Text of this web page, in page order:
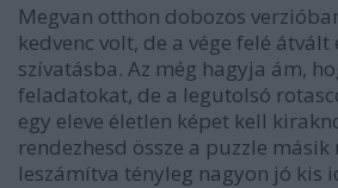
Megvan otthon dobozos
kedvenc volt, de a vége felé
szívatásba. Az még hagyja ám,
feladatokat, de a legutolsó
egy eleve életlen képet kell
rendezhesd össze a puzzle másik
leszámítva tényleg nagyon jó kis